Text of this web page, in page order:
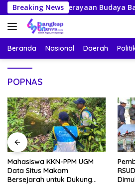
Langsung
ke
konten
Breaking News
Perayaan Budaya Banggai
Beranda Nasional Daerah
POPNAS
Mahasiswa KKN-PPM UGM
Data Situs Makam
Bersejarah untuk Dukung